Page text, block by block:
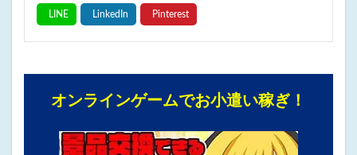
オンラインゲームでお小遣い稼ぎ！